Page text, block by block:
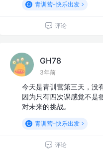
青训营-快乐出发
评论
GH78
3年前
今天是青训营第三天，没
因为只有四次课感觉不是
对未来的挑战。
青训营-快乐出发
评论